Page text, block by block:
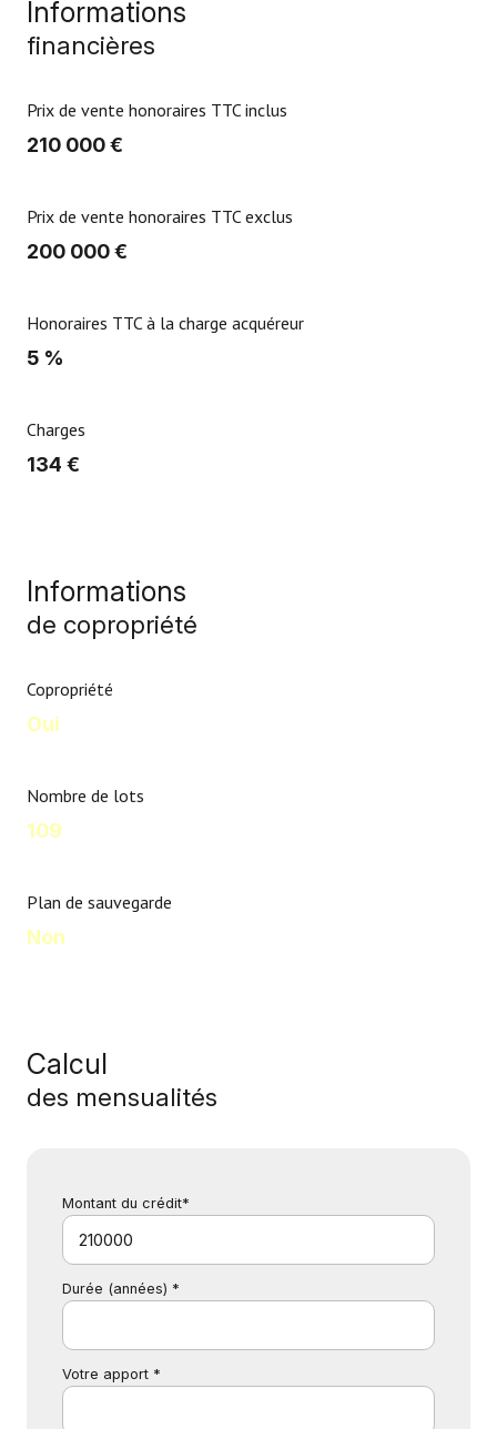
Informations
financières
Prix de vente honoraires TTC inclus
210 000 €
Prix de vente honoraires TTC exclus
200 000 €
Honoraires TTC à la charge acquéreur
5 %
Charges
134 €
Informations
de copropriété
Copropriété
Oui
Nombre de lots
109
Plan de sauvegarde
Non
Calcul
des mensualités
Montant du crédit*
Durée (années) *
Votre apport *